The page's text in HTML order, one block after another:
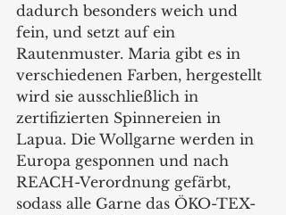
dadurch besonders weich und
fein, und setzt auf ein
Rautenmuster. Maria gibt es in
verschiedenen Farben, hergestellt
wird sie ausschließlich in
zertifizierten Spinnereien in
Lapua. Die Wollgarne werden in
Europa gesponnen und nach
REACH-Verordnung gefärbt,
sodass alle Garne das ÖKO-TEX-